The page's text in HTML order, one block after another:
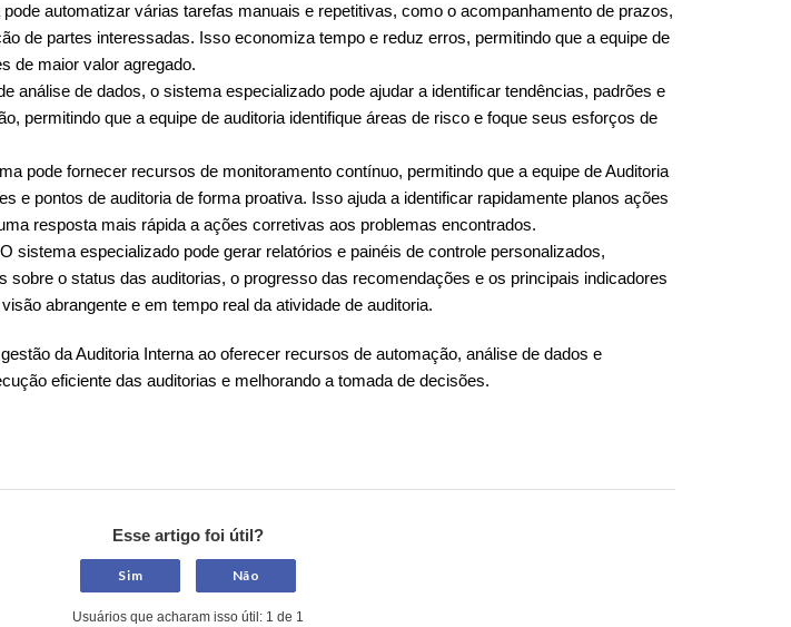
automatizar várias tarefas manuais e repetitivas, como o acompanhamento de prazos,
de partes interessadas. Isso economiza tempo e reduz erros, permitindo que a equipe de
de maior valor agregado.
análise de dados, o sistema especializado pode ajudar a identificar tendências, padrões e
permitindo que a equipe de auditoria identifique áreas de risco e foque seus esforços de
pode fornecer recursos de monitoramento contínuo, permitindo que a equipe de Auditoria
e pontos de auditoria de forma proativa. Isso ajuda a identificar rapidamente planos ações
resposta mais rápida a ações corretivas aos problemas encontrados.
sistema especializado pode gerar relatórios e painéis de controle personalizados,
sobre o status das auditorias, o progresso das recomendações e os principais indicadores
abrangente e em tempo real da atividade de auditoria.
da Auditoria Interna ao oferecer recursos de automação, análise de dados e
eficiente das auditorias e melhorando a tomada de decisões.
Esse artigo foi útil?
Sim Não
Usuários que acharam isso útil: 1 de 1